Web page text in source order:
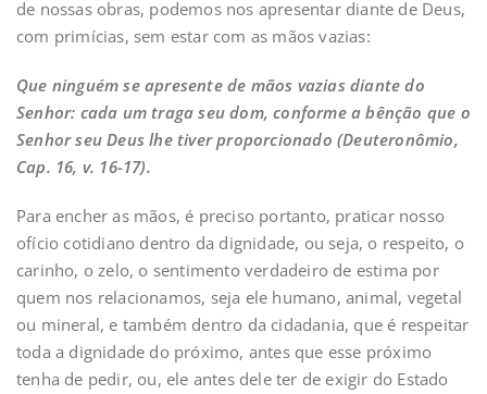
de nossas obras, podemos nos apresentar diante de Deus,
com primícias, sem estar com as mãos vazias:
Que ninguém se apresente de mãos vazias diante do
Senhor: cada um traga seu dom, conforme a bênção que o
Senhor seu Deus lhe tiver proporcionado (Deuteronômio,
Cap. 16, v. 16-17).
Para encher as mãos, é preciso portanto, praticar nosso
ofício cotidiano dentro da dignidade, ou seja, o respeito, o
carinho, o zelo, o sentimento verdadeiro de estima por
quem nos relacionamos, seja ele humano, animal, vegetal
ou mineral, e também dentro da cidadania, que é respeitar
toda a dignidade do próximo, antes que esse próximo
tenha de pedir, ou, ele antes dele ter de exigir do Estado